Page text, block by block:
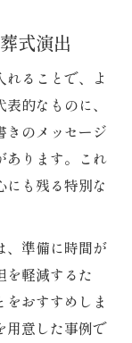
式演出
ることで、よ
的なものに、
きのメッセージ
あります。これ
にも残る特別な
、準備に時間が
を軽減するた
おすすめしま
用意した事例で